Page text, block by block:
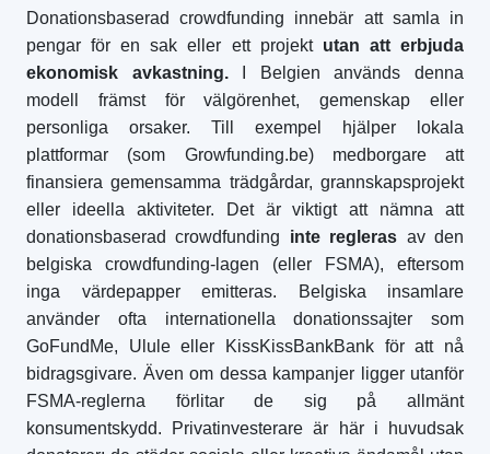
Donationsbaserad crowdfunding innebär att samla in
pengar för en sak eller ett projekt utan att erbjuda
ekonomisk avkastning.I Belgien används denna
modell främst för välgörenhet, gemenskap eller
personliga orsaker. Till exempel hjälper lokala
plattformar (som Growfunding.be) medborgare att
finansiera gemensamma trädgårdar, grannskapsprojekt
eller ideella aktiviteter. Det är viktigt att nämna att
donationsbaserad crowdfunding inte regleras av den
belgiska crowdfunding-lagen (eller FSMA), eftersom
inga värdepapper emitteras. Belgiska insamlare
använder ofta internationella donationssajter som
GoFundMe, Ulule eller KissKissBankBank för att nå
bidragsgivare. Även om dessa kampanjer ligger utanför
FSMA-reglerna förlitar de sig på allmänt
konsumentskydd. Privatinvesterare är här i huvudsak